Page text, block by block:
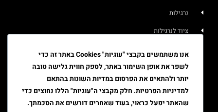
נרגילות
ציוד לנרגילות
טבק
ציוד למעשן
אנו משתמשים בקבצי "עוגיות" Cookies באתר זה כדי
לשפר את אופן השימור באתר, לספק חווית גלישה טובה
יותר ולהתאים את הפרסום במדיות השונות בהתאם
למדיניות הפרטיות. חלק מקבצי ה"עוגיות" הללו נחוצים כדי
שהאתר יפעל כראוי, בעוד שאחרים דורשים את הסכמתך.